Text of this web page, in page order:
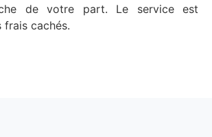
de votre part. Le service est
cachés.